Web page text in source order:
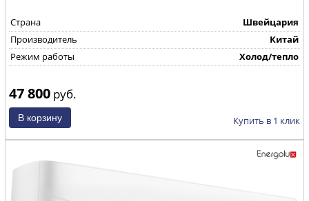
Страна
Швейцария
Производитель
Китай
Режим работы
Холод/тепло
47 800 руб.
Купить в 1 клик